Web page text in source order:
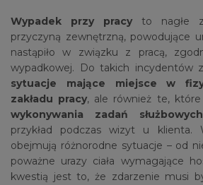
Wypadek przy pracy to nagłe
przyczyną zewnętrzną, powodujące
nastąpiło w związku z pracą,
wypadkowej. Do takich incydentów
sytuacje mające miejsce w
zakładu pracy, ale również te, które
wykonywania zadań
przykład podczas wizyt u klienta.
obejmują różnorodne sytuacje – od
poważne urazy ciała wymagające
kwestią jest to, że zdarzenie musi